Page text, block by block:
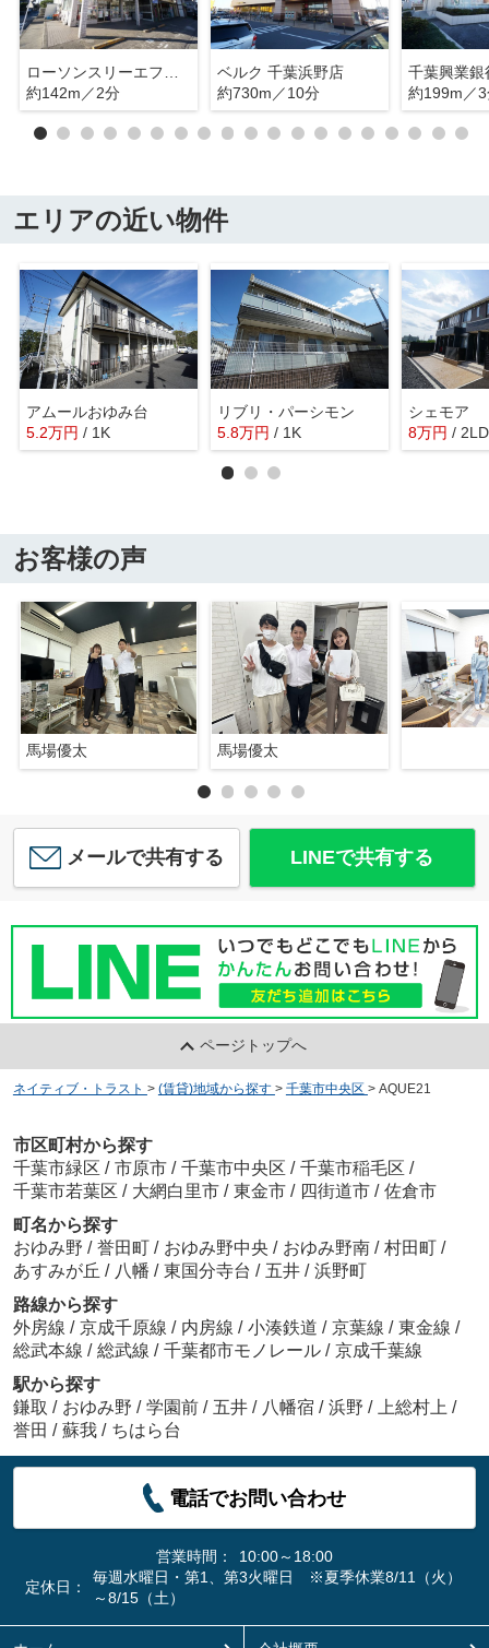
ローソンスリーエフ浜野駅前店
約142m／2分
ベルク 千葉浜野店
約730m／10分
千葉興業銀
約199m／
エリアの近い物件
アムールおゆみ台
5.2万円 / 1K
リブリ・パーシモン
5.8万円 / 1K
シェモア
8万円 /
お客様の声
馬場優太 馬場優太
メールで共有する LINEで共有する
ページトップへ
ネイティブ・トラスト > (賃貸)地域から探す > 千葉市中央区 > AQUE21
市区町村から探す
千葉市緑区 / 市原市 / 千葉市中央区 / 千葉市稲毛区 /
千葉市若葉区 / 大網白里市 / 東金市 / 四街道市 / 佐倉市
町名から探す
おゆみ野 / 誉田町 / おゆみ野中央 / おゆみ野南 / 村田町 /
あすみが丘 / 八幡 / 東国分寺台 / 五井 / 浜野町
路線から探す
外房線 / 京成千原線 / 内房線 / 小湊鉄道 / 京葉線 / 東金線 /
総武本線 / 総武線 / 千葉都市モノレール / 京成千葉線
駅から探す
鎌取 / おゆみ野 / 学園前 / 五井 / 八幡宿 / 浜野 / 上総村上 /
誉田 / 蘇我 / ちはら台
電話でお問い合わせ
営業時間：
10:00～18:00
定休日：
毎週水曜日・第1、第3火曜日 ※夏季休業8/11（火）
～8/15（土）